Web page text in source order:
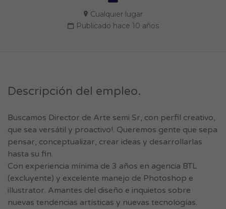
Cualquier lugar
Publicado hace 10 años
Descripción del empleo.
Buscamos Director de Arte semi Sr, con perfil creativo,
que sea versátil y proactivo!. Queremos gente que sepa
pensar, conceptualizar, crear ideas y desarrollarlas
hasta su fin.
Con experiencia mínima de 3 años en agencia BTL
(excluyente) y excelente manejo de Photoshop e
illustrator. Amantes del diseño e inquietos sobre
nuevas tendencias artísticas y nuevas tecnologías.